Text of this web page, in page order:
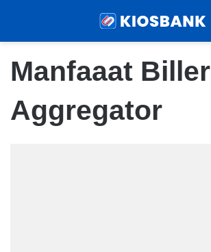
Manfaaat Biller
Aggregator